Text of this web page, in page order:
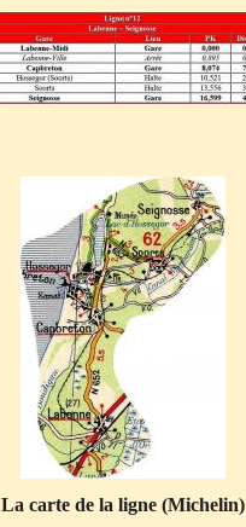
La carte de la ligne (Michelin)